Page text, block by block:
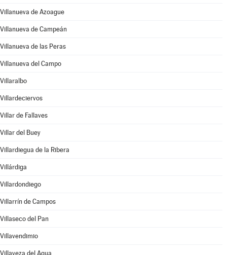
Villanueva de Azoague
Villanueva de Campeán
Villanueva de las Peras
Villanueva del Campo
Villaralbo
Villardeciervos
Villar de Fallaves
Villar del Buey
Villardiegua de la Ribera
Villárdiga
Villardondiego
Villarrín de Campos
Villaseco del Pan
Villavendimio
Villaveza del Agua